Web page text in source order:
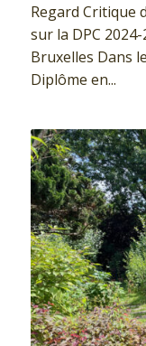
Regard Critique
sur la DPC
Bruxelles Dans
Diplôme en...